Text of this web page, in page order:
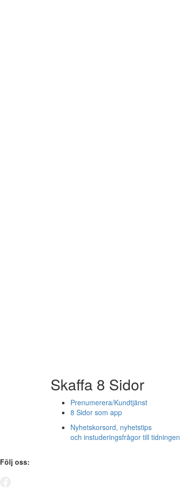
Skaffa 8 Sidor
Prenumerera/Kundtjänst
8 Sidor som app
Nyhetskorsord, nyhetstips
och instuderingsfrågor till tidningen
Följ oss: